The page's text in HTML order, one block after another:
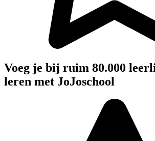
Voeg je bij ruim 80.000
leren met JoJoschool